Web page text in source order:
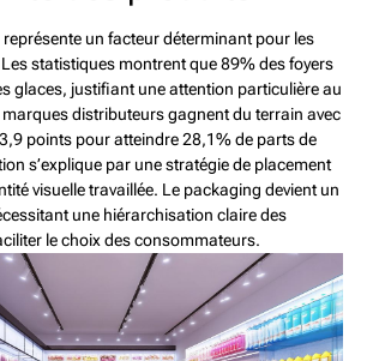
représente un facteur déterminant pour les
statistiques montrent que 89% des foyers
glaces, justifiant une attention particulière au
distributeurs gagnent du terrain avec
points pour atteindre 28,1% de parts de
s’explique par une stratégie de placement
visuelle travaillée. Le packaging devient un
une hiérarchisation claire des
le choix des consommateurs.